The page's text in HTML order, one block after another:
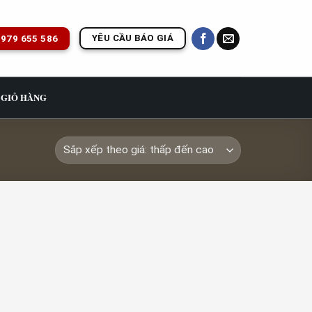
655 586 YÊU CẦU BÁO GIÁ
GIỎ HÀNG